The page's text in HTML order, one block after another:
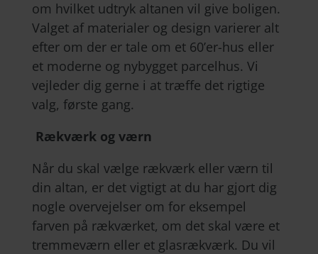
om hvilket udtryk altanen vil give boligen.
Valget af materialer og design varierer alt
efter om der er tale om et 60’er-hus eller
et moderne og nybygget parcelhus. Vi
vejleder dig gerne i at træffe det rigtige
valg, første gang.
Rækværk og værn
Når du skal vælge rækværk eller værn til
din altan, er det vigtigt at du har gjort dig
nogle overvejelser om for eksempel
farven på rækværket, om det skal være et
tremmeværn eller et glasrækværk. Du vil